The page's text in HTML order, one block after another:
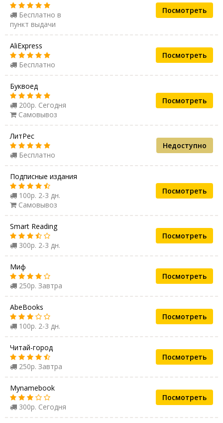
Бесплатно в
пункт выдачи
Посмотреть
AliExpress
Бесплатно
Посмотреть
Буквоед
200р. Сегодня
Самовывоз
Посмотреть
ЛитРес
Бесплатно
Недоступно
Подписные издания
100р. 2-3 дн.
Самовывоз
Посмотреть
Smart Reading
300р. 2-3 дн.
Посмотреть
Миф
250р. Завтра
Посмотреть
AbeBooks
100р. 2-3 дн.
Посмотреть
Читай-город
250р. Завтра
Посмотреть
Mynamebook
300р. Сегодня
Посмотреть